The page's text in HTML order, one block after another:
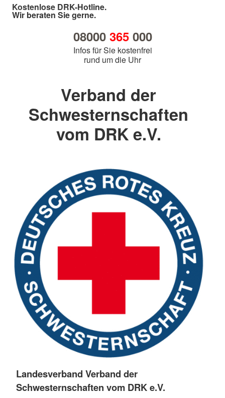
Kostenlose DRK-Hotline.
Wir beraten Sie gerne.
08000 365000
Infos für Sie kostenfrei
rund um die Uhr
Verband der
Schwesternschaften
vom DRK e.V.
Landesverband Verband der
Schwesternschaften vom DRK e.V.